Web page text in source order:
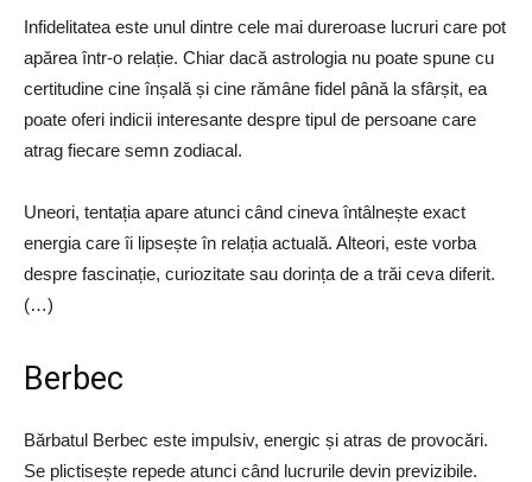
Infidelitatea este unul dintre cele mai dureroase lucruri care pot
apărea într-o relație. Chiar dacă astrologia nu poate spune cu
certitudine cine înșală și cine rămâne fidel până la sfârșit, ea
poate oferi indicii interesante despre tipul de persoane care
atrag fiecare semn zodiacal.
Uneori, tentația apare atunci când cineva întâlnește exact
energia care îi lipsește în relația actuală. Alteori, este vorba
despre fascinație, curiozitate sau dorința de a trăi ceva diferit.
(…)
Berbec
Bărbatul Berbec este impulsiv, energic și atras de provocări.
Se plictisește repede atunci când lucrurile devin previzibile.